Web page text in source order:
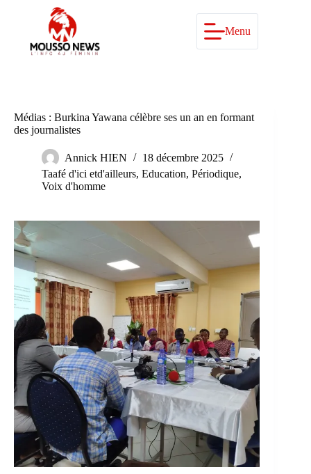
Menu
Médias : Burkina Yawana célèbre ses un an en formant
des journalistes
Annick HIEN
18 décembre 2025
Taafé d'ici etd'ailleurs, Education, Périodique,
Voix d'homme